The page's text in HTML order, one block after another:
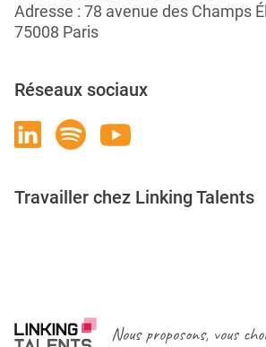
Adresse : 78 avenue des Champs
75008 Paris
Réseaux sociaux
Travailler chez Linking Talents
Nous proposons, vous